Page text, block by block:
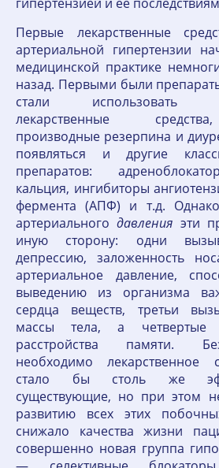
Первые лекарственные
артериальной гипертензии
медицинской практике
назад. Первыми были
стали использовать
лекарственные
производные резерпина и
появляться и другие
препаратов:
кальция, ингибиторы
фермента (АПФ) и т.д.
артериальногодавления эти
иную сторону: одни
депрессию, заложенность
артериальное давление,
выведению из организма
сердца веществ, третьи
массы тела, а
расстройства памяти.
необходимо лекарственное
стало бы столь же
существующие, но при этом
развитию всех этих
снижало качества жизни
совершенно новая группа